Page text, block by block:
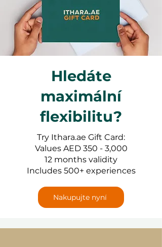
Hledáte
maximální
flexibilitu?
Try Ithara.ae Gift Card:
Values AED 350 - 3,000
12 months validity
Includes 500+ experiences
Nakupujte nyní